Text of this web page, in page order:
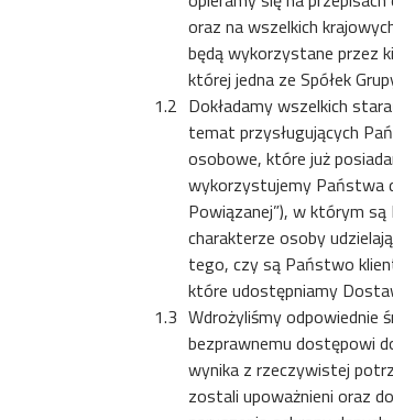
oraz na wszelkich
będą wykorzystane przez
której jedna ze Spółek
Dokładamy wszelkich
temat przysługujących
osobowe, które już
wykorzystujemy Państwa
Powiązanej”), w którym
charakterze osoby
tego, czy są Państwo
które udostępniamy
Wdrożyliśmy odpowiednie
bezprawnemu dostępowi
wynika z rzeczywistej
zostali upoważnieni oraz